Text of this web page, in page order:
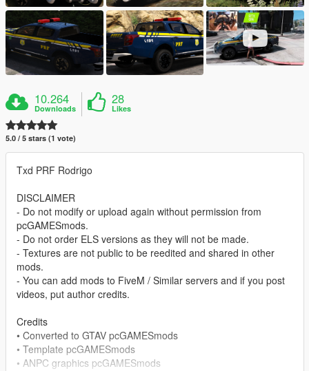
10.264
Downloads
28
Likes
5.0 / 5 stars (1 vote)
Txd PRF Rodrigo
DISCLAIMER
- Do not modify or upload again without permission from
pcGAMESmods.
- Do not order ELS versions as they will not be made.
- Textures are not public to be reedited and shared in other
mods.
- You can add mods to FiveM / Similar servers and if you post
videos, put author credits.
Credits
• Converted to GTAV pcGAMESmods
• Template pcGAMESmods
• ANPC graphics pcGAMESmods